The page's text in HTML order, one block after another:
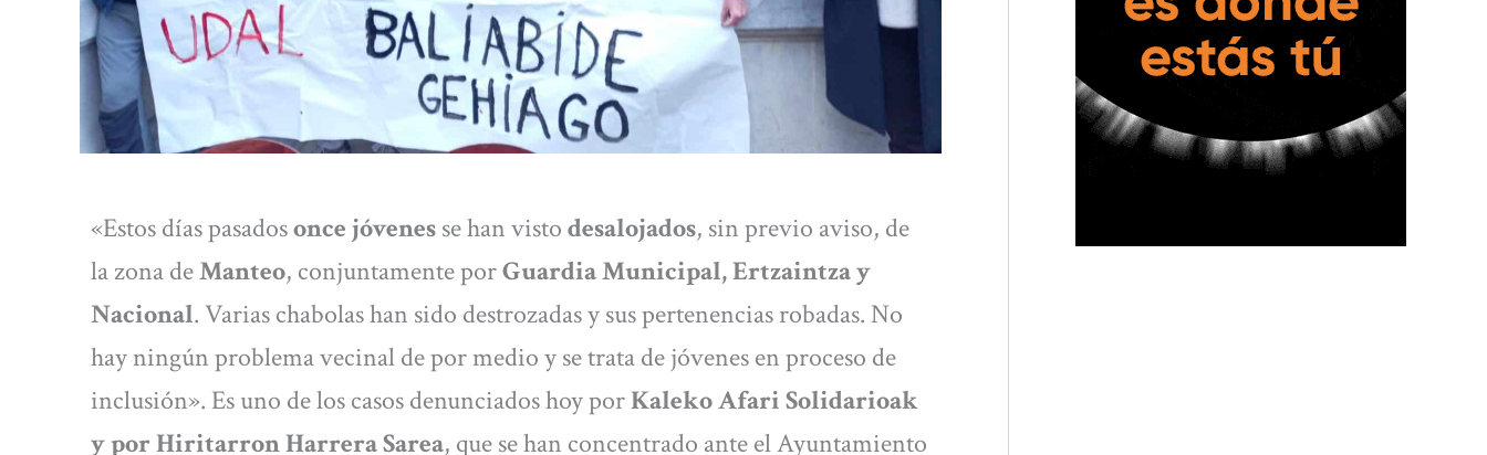
«Estos días pasadosonce jóvenesse han vistodesalojados, sin previo aviso, de
la zona deManteo, conjuntamente porGuardia Municipal, Ertzaintza y
Nacional. Varias chabolas han sido destrozadas y sus pertenencias robadas. No
hay ningún problema vecinal de por medio y se trata de jóvenes en proceso de
inclusión». Es uno de los casos denunciados hoy porKaleko Afari Solidarioak
y por Hiritarron Harrera Sarea, que se han concentrado ante el Ayuntamiento